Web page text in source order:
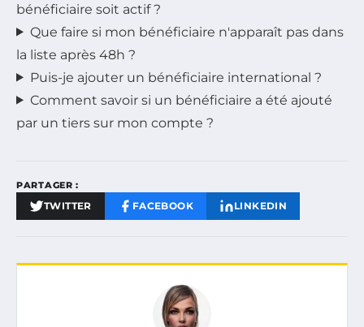
bénéficiaire soit actif ?
Que faire si mon bénéficiaire n'apparaît pas dans
la liste après 48h ?
Puis-je ajouter un bénéficiaire international ?
Comment savoir si un bénéficiaire a été ajouté
par un tiers sur mon compte ?
PARTAGER :
TWITTER FACEBOOK LINKEDIN